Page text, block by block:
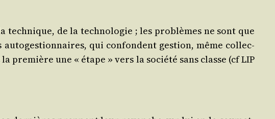
tech­nique, de la tech­no­lo­gie ; les pro­blèmes ne sont que
auto­ges­tion­naires, qui confondent ges­tion, même col­lec­
une « étape » vers la socié­té sans classe (cf LIP